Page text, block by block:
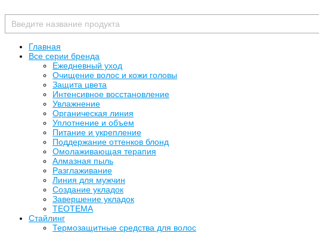
Главная
Все серии бренда
Ежедневный уход
Очищение волос и кожи головы
Защита цвета
Интенсивное восстановление
Увлажнение
Органическая линия
Уплотнение и объем
Питание и укрепление
Поддержание оттенков блонд
Омолаживающая терапия
Алмазная пыль
Разглаживание
Линия для мужчин
Создание укладок
Завершение укладок
TEOTEMA
Стайлинг
Термозащитные средства для волос